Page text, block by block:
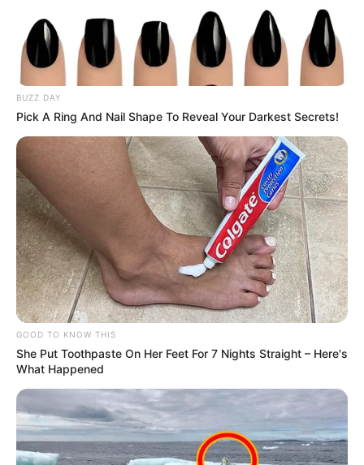
Ήταν γνωστή, αγαπητή, πάντα χαμογελαστή.
Τα ακριβή αίτια του θανάτου θα
διευκρινιστούν μέσα από νεκροψία –
νεκροτομή.
Περισσότερα νέα από την Εύβοια
Βαρύ πένθος στην Εύβοια για αγαπημένο
καθηγητή
Την λένε «Κυκλάδες χωρίς πλοίο» και είναι 1
ώρα από Χαλκίδα – Υπερβολή ή όχι;
Θλίψη στην Εύβοια για γυναίκα
Ακολουθήστε το evianews.com στοGoogle
News
ΤΑ ΠΙΟ ΔΗΜΟΦΙΛΗ
BUZZ DAY
Pick A Ring And Nail Shape To Reveal Your Darkest Secrets!
GOOD TO KNOW THIS
She Put Toothpaste On Her Feet For 7 Nights Straight – Here's
What Happened